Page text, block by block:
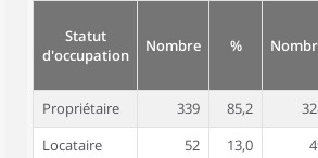
Statut
d'occupation
Nombre %
Propriétaire 339 85,2
Locataire
52 13,0